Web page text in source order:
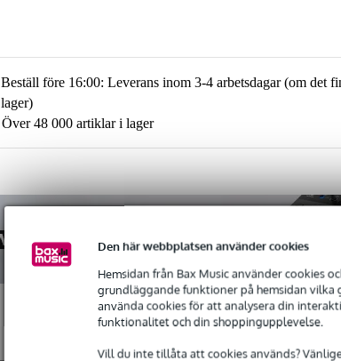
Den här webbplatsen använder cookies
Hemsidan från Bax Music använder cookies
grundläggande funktioner på hemsidan vilka
använda cookies för att analysera din
funktionalitet och din shoppingupplevelse.
Vill du inte tillåta att cookies används?
Beställ före 16:00: Leverans inom 3-4 arbetsdagar (om det
lager)
Över 48 000 artiklar i lager